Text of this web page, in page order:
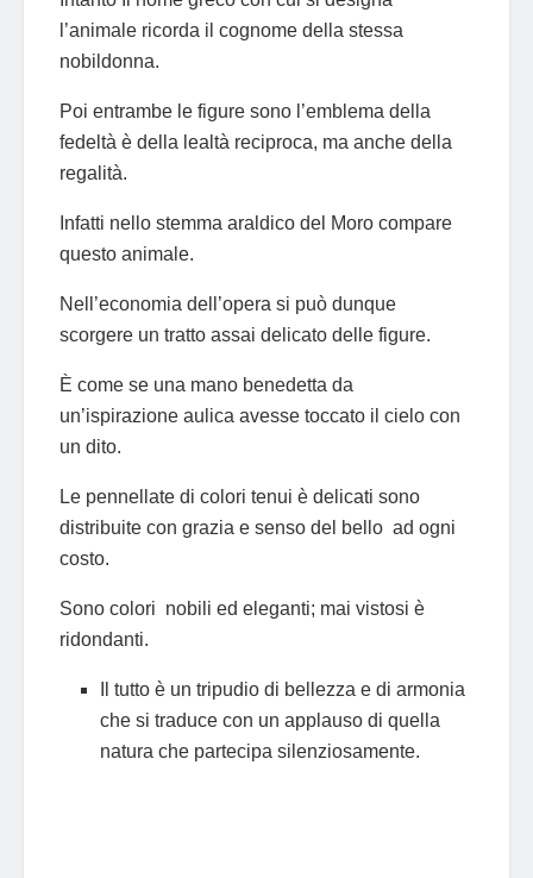
l’animale ricorda il cognome della stessa
nobildonna.
Poi entrambe le figure sono l’emblema della
fedeltà è della lealtà reciproca, ma anche della
regalità.
Infatti nello stemma araldico del Moro compare
questo animale.
Nell’economia dell’opera si può dunque
scorgere un tratto assai delicato delle figure.
È come se una mano benedetta da
un’ispirazione aulica avesse toccato il cielo con
un dito.
Le pennellate di colori tenui è delicati sono
distribuite con grazia e senso del bello ad ogni
costo.
Sono colori nobili ed eleganti; mai vistosi è
ridondanti.
Il tutto è un tripudio di bellezza e di armonia
che si traduce con un applauso di quella
natura che partecipa silenziosamente.